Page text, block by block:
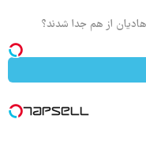
از هم جدا شدند؟